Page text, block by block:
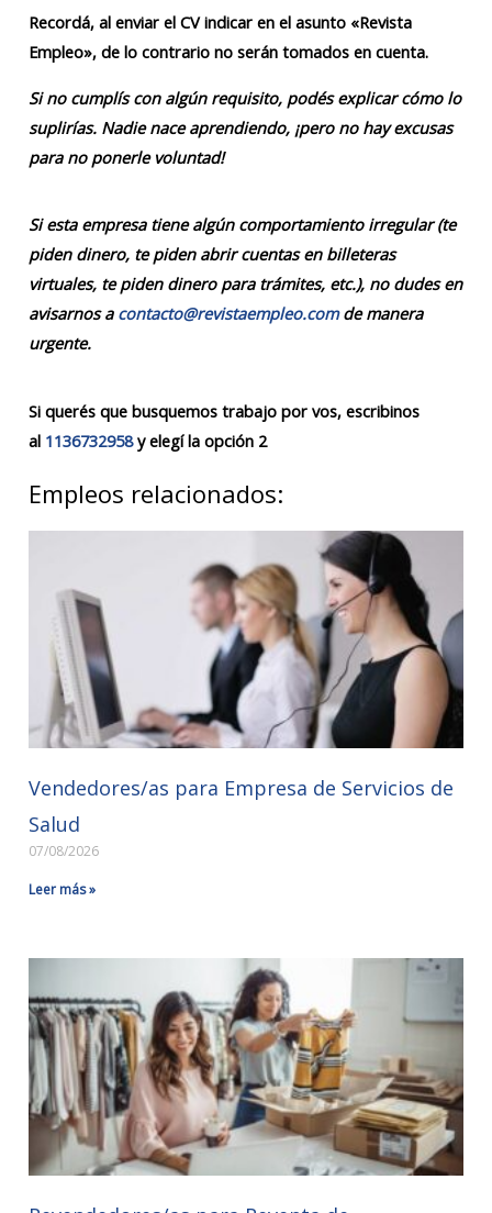
Recordá, al enviar el CV indicar en el asunto «Revista
Empleo», de lo contrario no serán tomados en cuenta.
Si no cumplís con algún requisito, podés explicar cómo lo
suplirías. Nadie nace aprendiendo, ¡pero no hay excusas
para no ponerle voluntad!
Si esta empresa tiene algún comportamiento irregular (te
piden dinero, te piden abrir cuentas en billeteras
virtuales, te piden dinero para trámites, etc.), no dudes en
avisarnos a contacto@revistaempleo.comde manera
urgente.
Si querés que busquemos trabajo por vos, escribinos
al 1136732958y elegí la opción 2
Empleos relacionados:
Vendedores/as para Empresa de Servicios de
Salud
07/08/2026
Leer más »